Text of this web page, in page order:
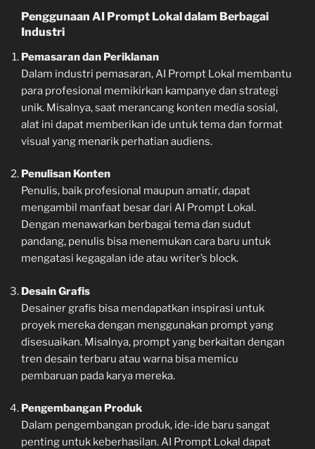
Penggunaan AI Prompt Lokal dalam Berbagai
Industri
Pemasaran dan Periklanan
Dalam industri pemasaran, AI Prompt Lokal membantu
para profesional memikirkan kampanye dan strategi
unik. Misalnya, saat merancang konten media sosial,
alat ini dapat memberikan ide untuk tema dan format
visual yang menarik perhatian audiens.
Penulisan Konten
Penulis, baik profesional maupun amatir, dapat
mengambil manfaat besar dari AI Prompt Lokal.
Dengan menawarkan berbagai tema dan sudut
pandang, penulis bisa menemukan cara baru untuk
mengatasi kegagalan ide atau writer’s block.
Desain Grafis
Desainer grafis bisa mendapatkan inspirasi untuk
proyek mereka dengan menggunakan prompt yang
disesuaikan. Misalnya, prompt yang berkaitan dengan
tren desain terbaru atau warna bisa memicu
pembaruan pada karya mereka.
Pengembangan Produk
Dalam pengembangan produk, ide-ide baru sangat
penting untuk keberhasilan. AI Prompt Lokal dapat